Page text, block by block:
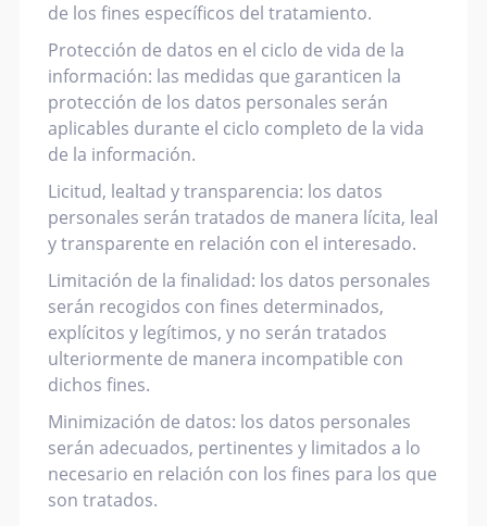
de los fines específicos del tratamiento.
Protección de datos en el ciclo de vida de la
información: las medidas que garanticen la
protección de los datos personales serán
aplicables durante el ciclo completo de la vida
de la información.
Licitud, lealtad y transparencia: los datos
personales serán tratados de manera lícita, leal
y transparente en relación con el interesado.
Limitación de la finalidad: los datos personales
serán recogidos con fines determinados,
explícitos y legítimos, y no serán tratados
ulteriormente de manera incompatible con
dichos fines.
Minimización de datos: los datos personales
serán adecuados, pertinentes y limitados a lo
necesario en relación con los fines para los que
son tratados.